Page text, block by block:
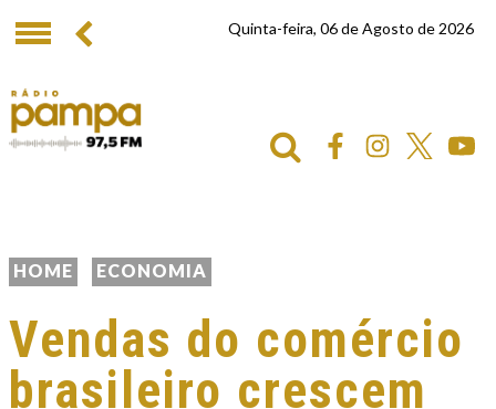
Quinta-feira, 06 de Agosto de 2026
HOME ECONOMIA
Vendas do comércio
brasileiro crescem